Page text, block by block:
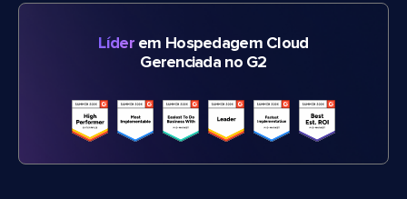
Líderem Hospedagem Cloud
Gerenciada no G2